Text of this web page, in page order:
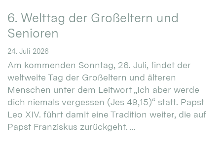
6. Welttag der Großeltern und
Senioren
24. Juli 2026
Am kommenden Sonntag, 26. Juli, findet der
weltweite Tag der Großeltern und älteren
Menschen unter dem Leitwort „Ich aber werde
dich niemals vergessen (Jes 49,15)“ statt. Papst
Leo XIV. führt damit eine Tradition weiter, die auf
Papst Franziskus zurückgeht. ...